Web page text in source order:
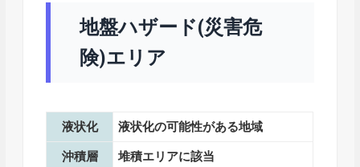
地盤ハザード(災害危
険)エリア
液状化 液状化の可能性がある地域
沖積層 堆積エリアに該当